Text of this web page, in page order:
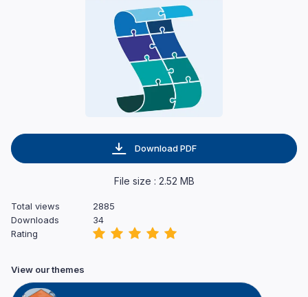
Download PDF
File size : 2.52 MB
Total views
2885
Downloads
34
Rating
View our themes